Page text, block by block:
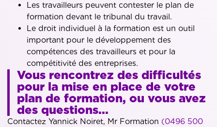
Les travailleurs peuvent contester le plan de
formation devant le tribunal du travail.
Le droit individuel à la formation est un outil
important pour le développement des
compétences des travailleurs et pour la
compétitivité des entreprises.
Vous rencontrez des difficultés
pour la mise en place de votre
plan de formation, ou vous avez
des questions...
Contactez Yannick Noiret, Mr Formation (0496 500